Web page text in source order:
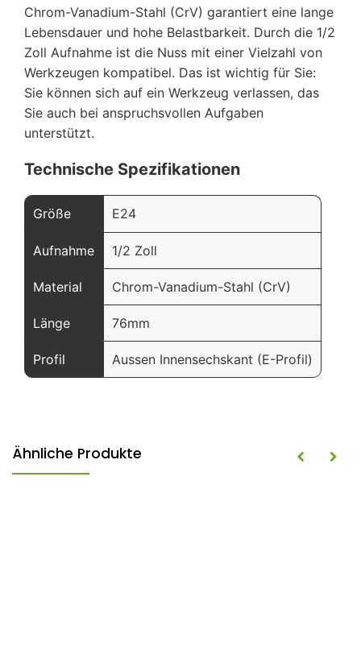
Chrom-Vanadium-Stahl (CrV) garantiert eine lange
Lebensdauer und hohe Belastbarkeit. Durch die 1/2
Zoll Aufnahme ist die Nuss mit einer Vielzahl von
Werkzeugen kompatibel. Das ist wichtig für Sie:
Sie können sich auf ein Werkzeug verlassen, das
Sie auch bei anspruchsvollen Aufgaben
unterstützt.
Technische Spezifikationen
Größe E24
Aufnahme 1/2 Zoll
Material Chrom-Vanadium-Stahl (CrV)
Länge 76mm
Profil Aussen Innensechskant (E-Profil)
Ähnliche Produkte